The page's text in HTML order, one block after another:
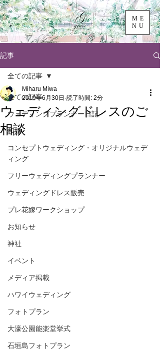
ME
NU
記事
全ての記事
ウェディングプランナー日記
和婚
コンセプトウェディング・オリジナルウェデ
ィング
フリーウェディングプランナー
ウェディングドレス販売
プレ花嫁ワークショップ
お知らせ
神社
イベント
メディア掲載
ハワイウェディング
フォトプラン
大濠公園能楽堂挙式
石垣島フォトプラン
全ての記事
ウェディングドレスのご
相談
Miharu Miwa
2019年6月30日 読了時間: 2分